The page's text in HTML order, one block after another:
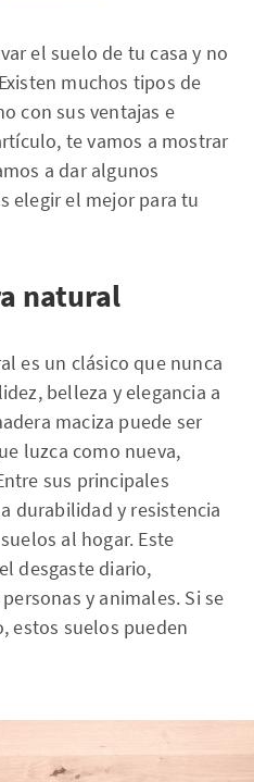
el suelo de tu casa y no
muchos tipos de
con sus ventajas e
te vamos a mostrar
a dar algunos
elegir el mejor para tu
natural
es un clásico que nunca
belleza y elegancia a
maciza puede ser
luzca como nueva,
sus principales
durabilidad y resistencia
al hogar. Este
desgaste diario,
y animales. Si se
estos suelos pueden